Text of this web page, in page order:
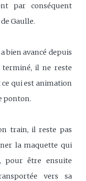
par conséquent
Gaulle.
bien avancé depuis
il ne reste
qui est animation
ponton.
train, il reste pas
la maquette qui
pour être ensuite
vers sa